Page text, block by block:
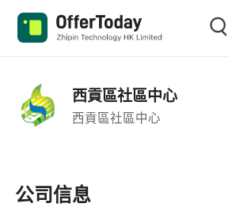
西貢區社區中心
西貢區社區中心
公司信息